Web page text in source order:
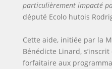
particulièrement impacté
député Ecolo hutois
Cette aide, initiée par la
Bénédicte Linard,
forfaitaire aux